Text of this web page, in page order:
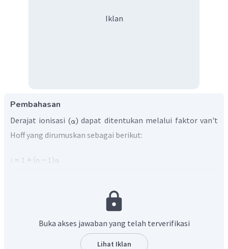
Iklan
Pembahasan
Derajat ionisasi
dapat ditentukan melalui faktor van't
Hoff yang dirumuskan sebagai berikut:
Buka akses jawaban yang telah terverifikasi
Lihat Iklan